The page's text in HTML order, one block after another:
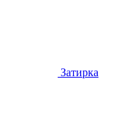
Затирка